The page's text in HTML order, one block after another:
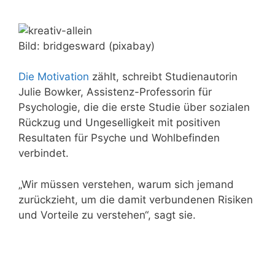
Bild: bridgesward (pixabay)
Die Motivation zählt, schreibt Studienautorin
Julie Bowker, Assistenz-Professorin für
Psychologie, die die erste Studie über sozialen
Rückzug und Ungeselligkeit mit positiven
Resultaten für Psyche und Wohlbefinden
verbindet.
„Wir müssen verstehen, warum sich jemand
zurückzieht, um die damit verbundenen Risiken
und Vorteile zu verstehen“, sagt sie.